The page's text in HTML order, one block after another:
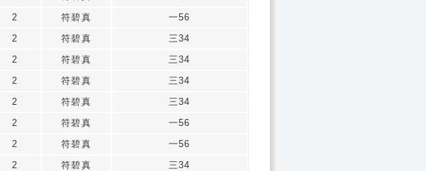
2 符碧真
一56
2 符碧真
三34
2 符碧真
三34
2 符碧真
三34
2 符碧真
三34
2 符碧真
一56
2 符碧真
一56
2 符碧真
三34